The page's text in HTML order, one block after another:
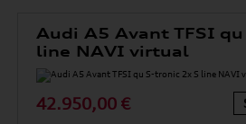
Audi A5 Avant TFSI
line NAVI virtual
42.950,00 €